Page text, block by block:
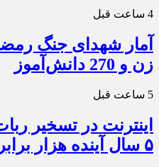
4 ساعت قبل
زن و 270 دانش‌آموز
5 ساعت قبل
اینترنت در تسخیر
۵ سال آینده هزار برابر انسان‌ها خواهد شد